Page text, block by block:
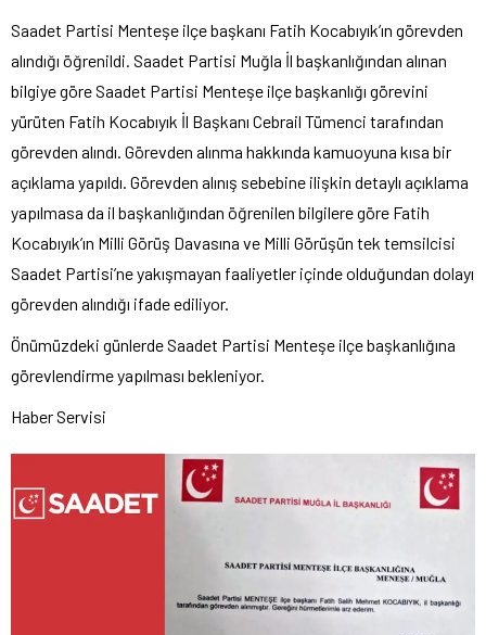
Saadet Partisi Menteşe ilçe başkanı Fatih Kocabıyık’ın görevden
alındığı öğrenildi. Saadet Partisi Muğla İl başkanlığından alınan
bilgiye göre Saadet Partisi Menteşe ilçe başkanlığı görevini
yürüten Fatih Kocabıyık İl Başkanı Cebrail Tümenci tarafından
görevden alındı. Görevden alınma hakkında kamuoyuna kısa bir
açıklama yapıldı. Görevden alınış sebebine ilişkin detaylı açıklama
yapılmasa da il başkanlığından öğrenilen bilgilere göre Fatih
Kocabıyık’ın Milli Görüş Davasına ve Milli Görüşün tek temsilcisi
Saadet Partisi’ne yakışmayan faaliyetler içinde olduğundan dolayı
görevden alındığı ifade ediliyor.
Önümüzdeki günlerde Saadet Partisi Menteşe ilçe başkanlığına
görevlendirme yapılması bekleniyor.
Haber Servisi